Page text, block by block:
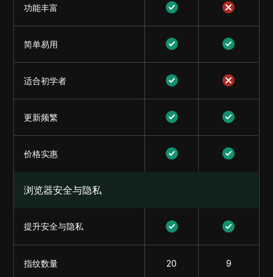
功能丰富
简单易用
适合初学者
更新频繁
价格实惠
浏览器安全与隐私
提升安全与隐私
指纹数量 20 9